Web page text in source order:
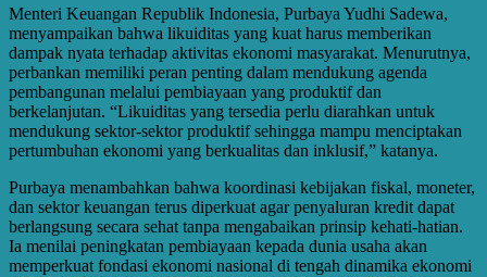
Menteri Keuangan Republik Indonesia, Purbaya Yudhi Sadewa,
menyampaikan bahwa likuiditas yang kuat harus memberikan
dampak nyata terhadap aktivitas ekonomi masyarakat. Menurutnya,
perbankan memiliki peran penting dalam mendukung agenda
pembangunan melalui pembiayaan yang produktif dan
berkelanjutan. “Likuiditas yang tersedia perlu diarahkan untuk
mendukung sektor-sektor produktif sehingga mampu menciptakan
pertumbuhan ekonomi yang berkualitas dan inklusif,” katanya.
Purbaya menambahkan bahwa koordinasi kebijakan fiskal, moneter,
dan sektor keuangan terus diperkuat agar penyaluran kredit dapat
berlangsung secara sehat tanpa mengabaikan prinsip kehati-hatian.
Ia menilai peningkatan pembiayaan kepada dunia usaha akan
memperkuat fondasi ekonomi nasional di tengah dinamika ekonomi